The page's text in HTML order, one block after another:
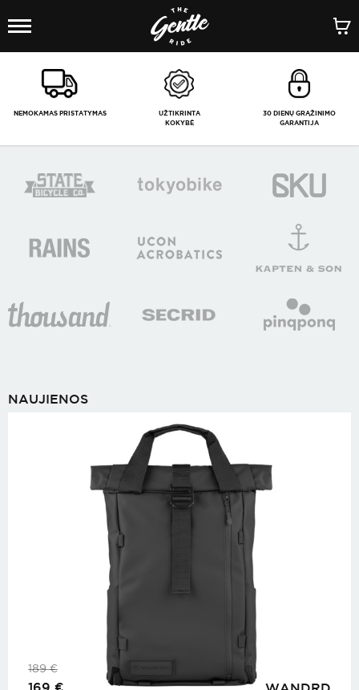
1/-
NEMOKAMAS PRISTATYMAS
UŽTIKRINTA
KOKYBĖ
30 DIENŲ GRĄŽINIMO
GARANTIJA
NAUJIENOS
189€
169 €